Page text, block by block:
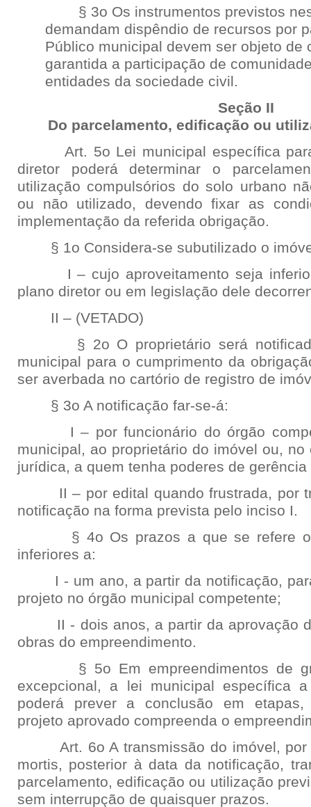
§ 3o Os instrumentos previstos
demandam dispêndio de recursos por
Público municipal devem ser objeto de
garantida a participação de
entidades da sociedade civil.
Seção II
Do parcelamento, edificação ou
Art. 5o Lei municipal específica para
diretor poderá determinar o
utilização compulsórios do solo urbano
ou não utilizado, devendo fixar as
implementação da referida obrigação.
§ 1o Considera-se subutilizado o
I – cujo aproveitamento seja inferior
plano diretor ou em legislação dele
II – (VETADO)
§ 2o O proprietário será notificado
municipal para o cumprimento da
ser averbada no cartório de registro de
§ 3o A notificação far-se-á:
I – por funcionário do órgão
municipal, ao proprietário do imóvel ou,
jurídica, a quem tenha poderes de
II – por edital quando frustrada, por
notificação na forma prevista pelo inciso I.
§ 4o Os prazos a que se refere o
inferiores a:
I - um ano, a partir da notificação,
projeto no órgão municipal competente;
II - dois anos, a partir da aprovação
obras do empreendimento.
§ 5o Em empreendimentos de
excepcional, a lei municipal específica
poderá prever a conclusão em
projeto aprovado compreenda o
Art. 6o A transmissão do imóvel, por
mortis, posterior à data da notificação,
parcelamento, edificação ou utilização
sem interrupção de quaisquer prazos.